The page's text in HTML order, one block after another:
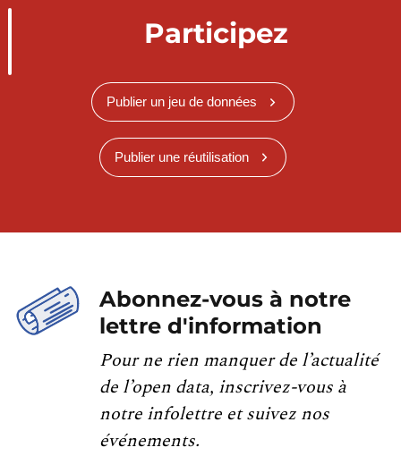
Participez
Publier un jeu de données
Publier une réutilisation
Abonnez-vous à notre
lettre d'information
Pour ne rien manquer de l’actualité
de l’open data, inscrivez-vous à
notre infolettre et suivez nos
événements.